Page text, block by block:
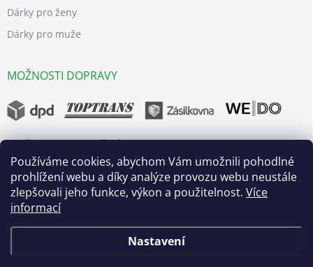
Používáme cookies, abychom Vám umožnili pohodlné
prohlížení webu a díky analýze provozu webu neustále
zlepšovali jeho funkce, výkon a použitelnost. Více
informací
Nastavení
Dárky pro ženy
Dárky pro muže
MOŽNOSTI DOPRAVY